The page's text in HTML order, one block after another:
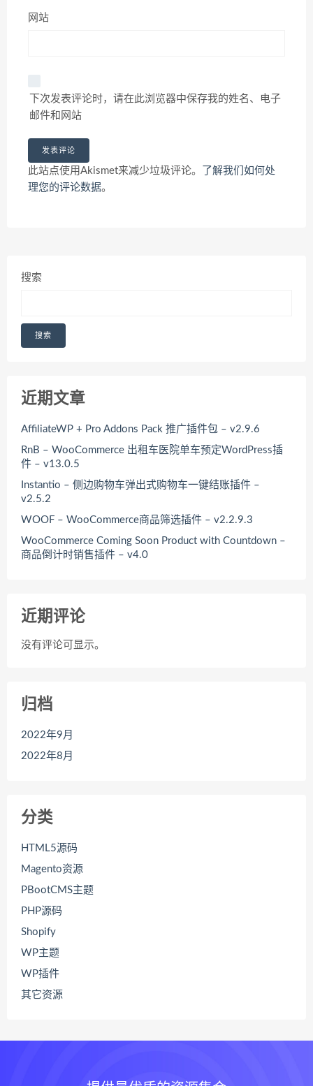
网站
下次发表评论时，请在此浏览器中保存我的姓名、电子
邮件和网站
此站点使用Akismet来减少垃圾评论。
了解我们如何处
理您的评论数据。
搜索
搜索
近期文章
AffiliateWP + Pro Addons Pack 推广插件包 – v2.9.6
RnB – WooCommerce 出租车医院单车预定WordPress插
件 – v13.0.5
Instantio – 侧边购物车弹出式购物车一键结账插件 –
v2.5.2
WOOF – WooCommerce商品筛选插件 – v2.2.9.3
WooCommerce Coming Soon Product with Countdown –
商品倒计时销售插件 – v4.0
近期评论
没有评论可显示。
归档
2022年9月
2022年8月
分类
HTML5源码
Magento资源
PBootCMS主题
PHP源码
Shopify
WP主题
WP插件
其它资源